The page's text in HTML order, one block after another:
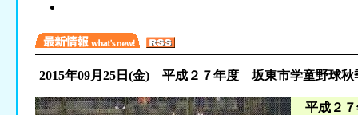
2015年09月25日(金) 平成２７年度 坂東市学童野球秋
平成２